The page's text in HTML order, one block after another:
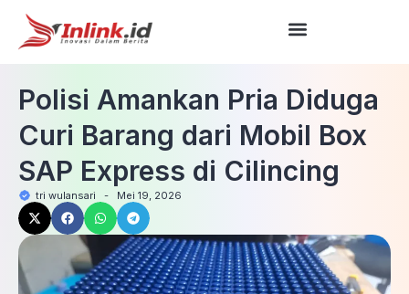
Polisi Amankan Pria Diduga
Curi Barang dari Mobil Box
SAP Express di Cilincing
tri wulansari - Mei 19, 2026